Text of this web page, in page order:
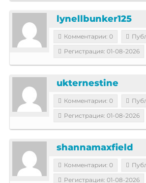
lynellbunker125
Комментарии: 0
Регистрация: 01-08-2026
ukternestine
Комментарии: 0
Регистрация: 01-08-2026
shannamaxfield
Комментарии: 0
Регистрация: 01-08-2026